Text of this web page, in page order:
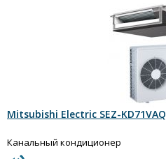
Mitsubishi Electric SEZ-
Канальный кондиционер